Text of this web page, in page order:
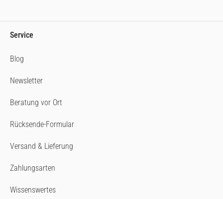
Service
Blog
Newsletter
Beratung vor Ort
Rücksende-Formular
Versand & Lieferung
Zahlungsarten
Wissenswertes